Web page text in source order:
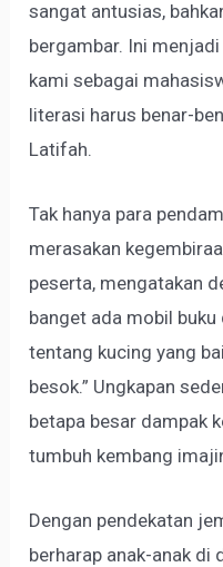
sangat antusias,
bergambar. Ini
kami sebagai
literasi harus benar-
Latifah.
Tak hanya para
merasakan
peserta, mengatakan
banget ada mobil
tentang kucing yang
besok.” Ungkapan
betapa besar dampak
tumbuh kembang
Dengan pendekatan
berharap anak-anak di